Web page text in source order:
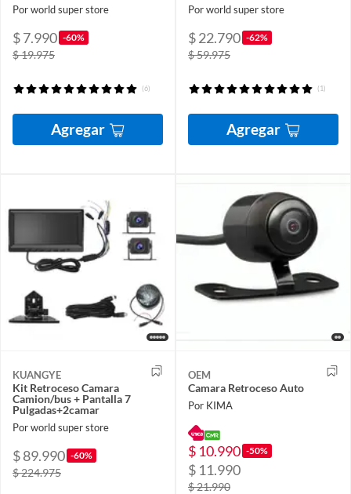
Por world super store
$ 7.990 -60%
$ 19.975
(6)
Agregar
Por world super store
$ 22.790 -62%
$ 59.975
(1)
Agregar
KUANGYE
Kit Retroceso Camara
Camion/bus + Pantalla 7
Pulgadas+2camar
Por world super store
$ 89.990 -60%
$ 224.975
OEM
Camara Retroceso Auto
Por KIMA
$ 10.990 -50%
$ 11.990
$ 21.990